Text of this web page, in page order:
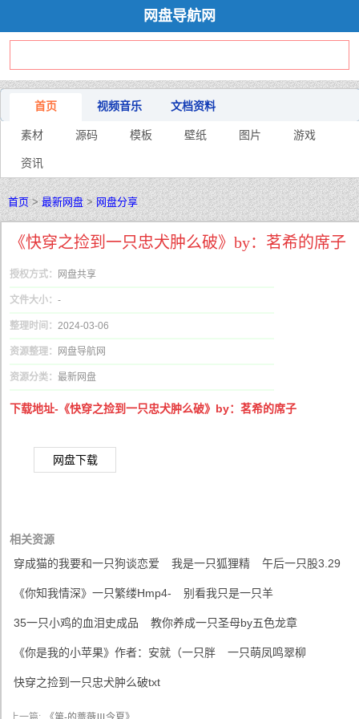
网盘导航网
首页 视频音乐 文档资料
素材 源码 模板 壁纸 图片 游戏
资讯
首页>最新网盘>网盘分享
《快穿之捡到一只忠犬肿么破》by：茗希的席子
授权方式： 网盘共享
文件大小： -
整理时间： 2024-03-06
资源整理： 网盘导航网
资源分类： 最新网盘
下载地址-《快穿之捡到一只忠犬肿么破》by：茗希的席子
网盘下载
相关资源
穿成猫的我要和一只狗谈恋爱
我是一只狐狸精 午后一只股3.29
《你知我情深》一只繁缕Hmp4- 别看我只是一只羊
35一只小鸡的血泪史成品 教你养成一只圣母by五色龙章
《你是我的小苹果》作者：安就（一只胖 一只萌凤鸣翠柳
快穿之捡到一只忠犬肿么破txt